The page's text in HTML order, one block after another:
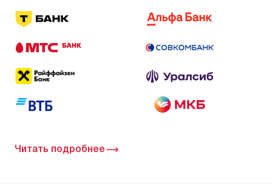
Читать подробнее